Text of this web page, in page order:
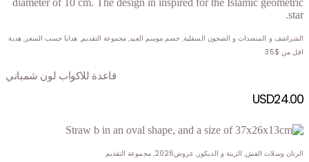
الشراشف و المنضدات و الصحون السفلية, خصم موسم العيد, مجموعة التقديم, هدايا حسب السعر,هدية
اقل من $35
قاعدة للاكواب لون شمباني
USD24.00
الرتان وسلات القش, الزينة و الديكور , عروض2026 ,مجموعة التقديم